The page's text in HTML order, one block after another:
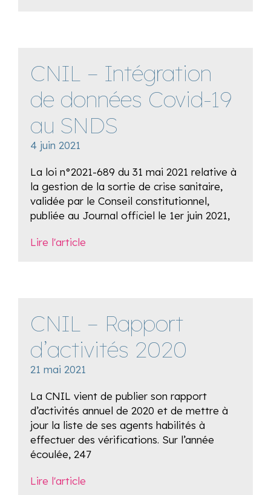
CNIL – Intégration
de données Covid-19
au SNDS
4 juin 2021
La loi n°2021-689 du 31 mai 2021 relative à
la gestion de la sortie de crise sanitaire,
validée par le Conseil constitutionnel,
publiée au Journal officiel le 1er juin 2021,
Lire l'article
CNIL – Rapport
d’activités 2020
21 mai 2021
La CNIL vient de publier son rapport
d’activités annuel de 2020 et de mettre à
jour la liste de ses agents habilités à
effectuer des vérifications. Sur l’année
écoulée, 247
Lire l'article